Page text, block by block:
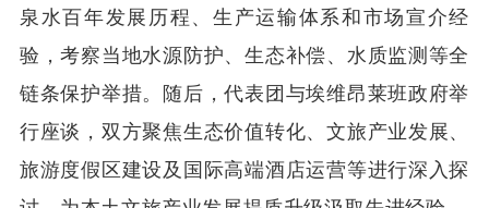
泉水百年发展历程、生产运输体系和市场宣介经
验，考察当地水源防护、生态补偿、水质监测等全
链条保护举措。随后，代表团与埃维昂莱班政府举
行座谈，双方聚焦生态价值转化、文旅产业发展、
旅游度假区建设及国际高端酒店运营等进行深入探